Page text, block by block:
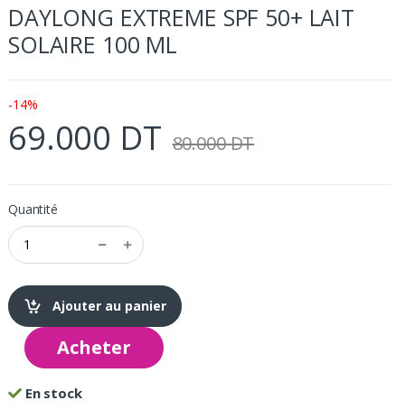
DAYLONG EXTREME SPF 50+ LAIT
SOLAIRE 100 ML
-14%
69.000 DT 80.000 DT
Quantité
Ajouter au panier
Acheter
En stock